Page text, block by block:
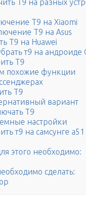
Т9 на разных
Т9 на Xiaomi
Т9 на Asus
Т9 на Huawei
т9 на андроиде
Т9
похожие функции
Т9
вариант
Т9
настройки
т9 на самсунге а51
этого необходимо:
сделать: